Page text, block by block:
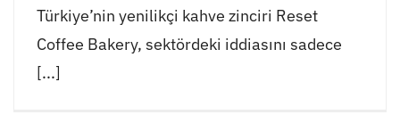
Türkiye’nin yenilikçi kahve zinciri Reset
Coffee Bakery, sektördeki iddiasını sadece
[...]